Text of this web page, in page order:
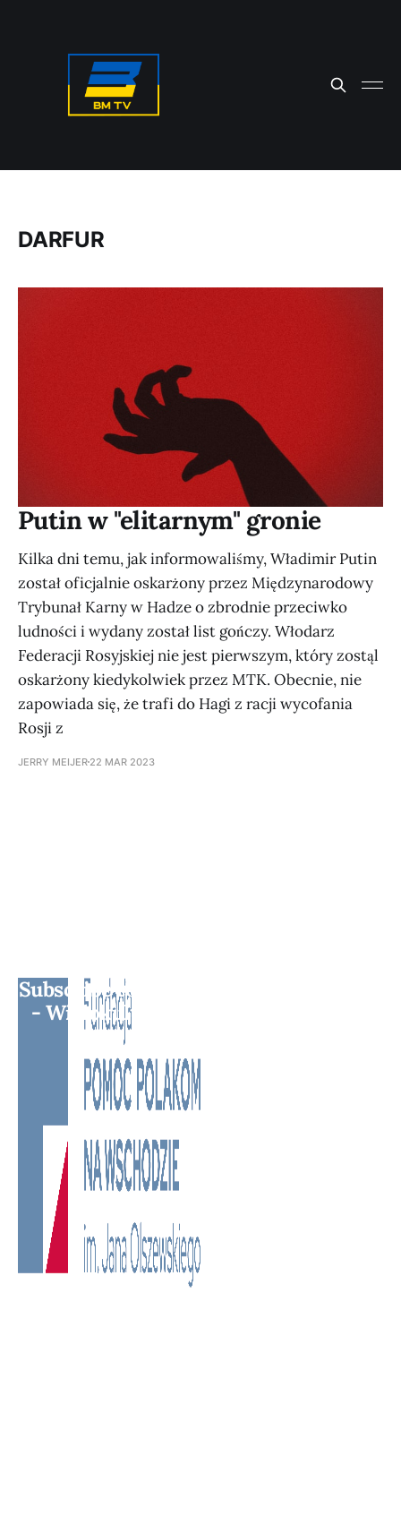
DARFUR
Putin w "elitarnym" gronie
Kilka dni temu, jak informowaliśmy, Władimir Putin
został oficjalnie oskarżony przez Międzynarodowy
Trybunał Karny w Hadze o zbrodnie przeciwko
ludności i wydany został list gończy. Włodarz
Federacji Rosyjskiej nie jest pierwszym, który zostąl
oskarżony kiedykolwiek przez MTK. Obecnie, nie
zapowiada się, że trafi do Hagi z racji wycofania
Rosji z
JERRY MEIJER 22 MAR 2023
Subscribe to BM TV - Bridge Media TV
- Wielokulturowy kanał telewizyjny